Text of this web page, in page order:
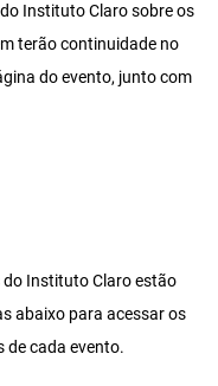
Instituto Claro sobre os
terão continuidade no
do evento, junto com
Instituto Claro estão
abaixo para acessar os
de cada evento.